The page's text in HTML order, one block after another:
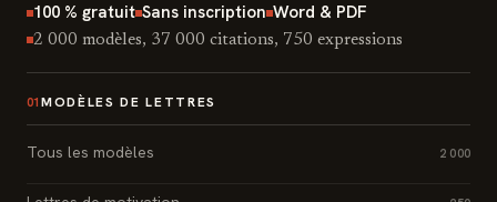
100 % gratuit Sans inscription Word & PDF
2 000 modèles, 37 000 citations, 750 expressions
01 MODÈLES DE LETTRES
Tous les modèles 2 000